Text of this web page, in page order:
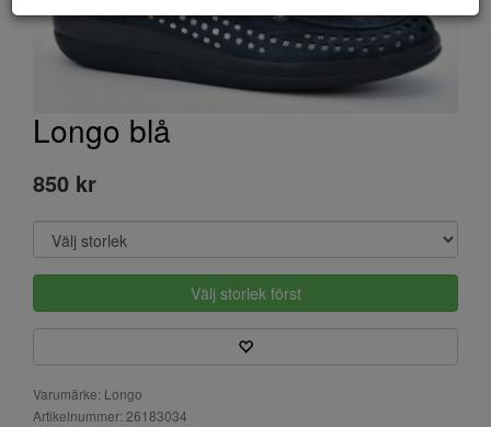
Longo blå
850 kr
Välj storlek först
Varumärke: Longo
Artikelnummer: 26183034